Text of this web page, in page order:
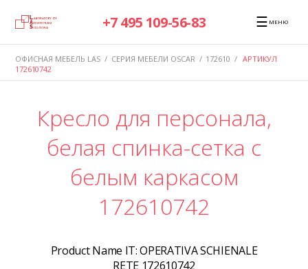
+7 495 109-56-83 ☰ МЕНЮ
ОФИСНАЯ МЕБЕЛЬ LAS / СЕРИЯ МЕБЕЛИ OSCAR / 172610 / АРТИКУЛ
172610742
Кресло для персонала,
белая спинка-сетка с
белым каркасом
172610742
Product Name IT:OPERATIVA SCHIENALE
RETE 172610742